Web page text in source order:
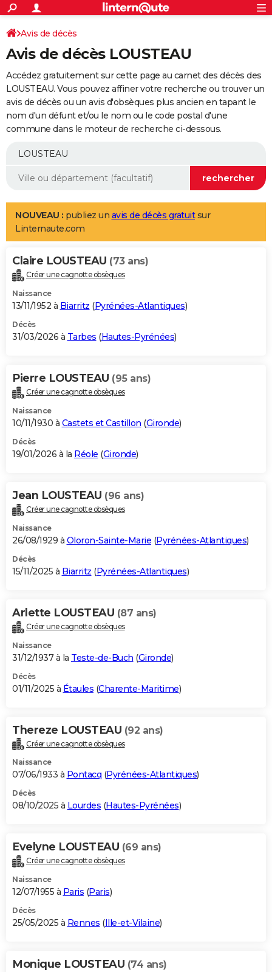
ACTUALITÉS
Politique
Société
Faits Divers
Education
Monde
Villes
+
SPORT
Coupe du monde 2026
Football
Tennis
Cyclisme
Rugby
Forum
Programme TV
TNTStreaming
Cinéma
Sorties cinéma
Musique
+
FINANCE
Retraite
Epargne
Immobilier
Risques naturels par ville
Banque
Assurance
AUTO
Essais
Réserver un essai
Citadines
Berlines
SUV
Forum auto
+
Mobiles
Meilleur smartphone
Internet
Ordinateurs
Jeux vidéo
Guide high-tech
Aménagement intérieur
LIFESTYLE
Art de vivre
Bien-être
Loisirs
Mode
Modes de vie
Alimentation
Guide de la santé
Maladies
Médicaments
Sommeil
VOYAGE
Destinations
City break
Voyage nature
Voyage de noces
Forum
Climat
+PHOTO
GUIDES D'ACHAT
BONS PLANS
Carte de Noël
Carte Bonne année
Carte Saint-Valentin
Carte Pâques
Carte d'anniversaire
DICTIONNAIRE
Dictionnaire
Biographies
Citations
Expressions
Proverbes
PROGRAMME TV
S'inscrire
Se connecter
Lycées
Collèges
Primaires
Universités
Entreprises
Service militaire
Avis de recherche
AVIS DE DÉCÈS
Bricolage
Lifestyle
Culture
Sport
Auto
Television
Voyage
Cinema
Avis de décès
Avis de décès LOUSTEAU
Accédez gratuitement sur cette page au carnet des décès des
LOUSTEAU. Vous pouvez affiner votre recherche ou trouver un
avis de décès ou un avis d'obsèques plus ancien en tapant le
nom d'un défunt et/ou le nom ou le code postal d'une
commune dans le moteur de recherche ci-dessous.
NOUVEAU : publiez un avis de décès gratuitsur
Linternaute.com
Claire LOUSTEAU (73 ans)
Créer une cagnotte obsèques
Naissance
13/11/1952 à Biarritz (Pyrénées-Atlantiques)
Décès
31/03/2026 à Tarbes (Hautes-Pyrénées)
Pierre LOUSTEAU (95 ans)
Créer une cagnotte obsèques
Naissance
10/11/1930 à Castets et Castillon (Gironde)
Décès
19/01/2026 à la Réole (Gironde)
Jean LOUSTEAU (96 ans)
Créer une cagnotte obsèques
Naissance
26/08/1929 à Oloron-Sainte-Marie (Pyrénées-Atlantiques)
Décès
15/11/2025 à Biarritz (Pyrénées-Atlantiques)
Arlette LOUSTEAU (87 ans)
Créer une cagnotte obsèques
Naissance
31/12/1937 à la Teste-de-Buch (Gironde)
Décès
01/11/2025 à Étaules (Charente-Maritime)
Thereze LOUSTEAU (92 ans)
Créer une cagnotte obsèques
Naissance
07/06/1933 à Pontacq (Pyrénées-Atlantiques)
Décès
08/10/2025 à Lourdes (Hautes-Pyrénées)
Evelyne LOUSTEAU (69 ans)
Créer une cagnotte obsèques
Naissance
12/07/1955 à Paris (Paris)
Décès
25/05/2025 à Rennes (Ille-et-Vilaine)
Monique LOUSTEAU (74 ans)